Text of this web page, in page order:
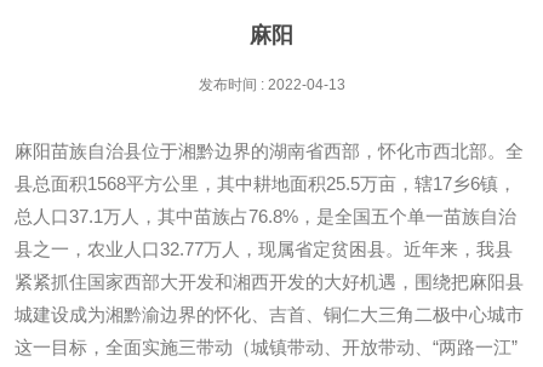
麻阳
发布时间 : 2022-04-13
麻阳苗族自治县位于湘黔边界的湖南省西部，怀化市西北部。全
县总面积1568平方公里，其中耕地面积25.5万亩，辖17乡6镇，
总人口37.1万人，其中苗族占76.8%，是全国五个单一苗族自治
县之一，农业人口32.77万人，现属省定贫困县。近年来，我县
紧紧抓住国家西部大开发和湘西开发的大好机遇，围绕把麻阳县
城建设成为湘黔渝边界的怀化、吉首、铜仁大三角二极中心城市
这一目标，全面实施三带动（城镇带动、开放带动、“两路一江”